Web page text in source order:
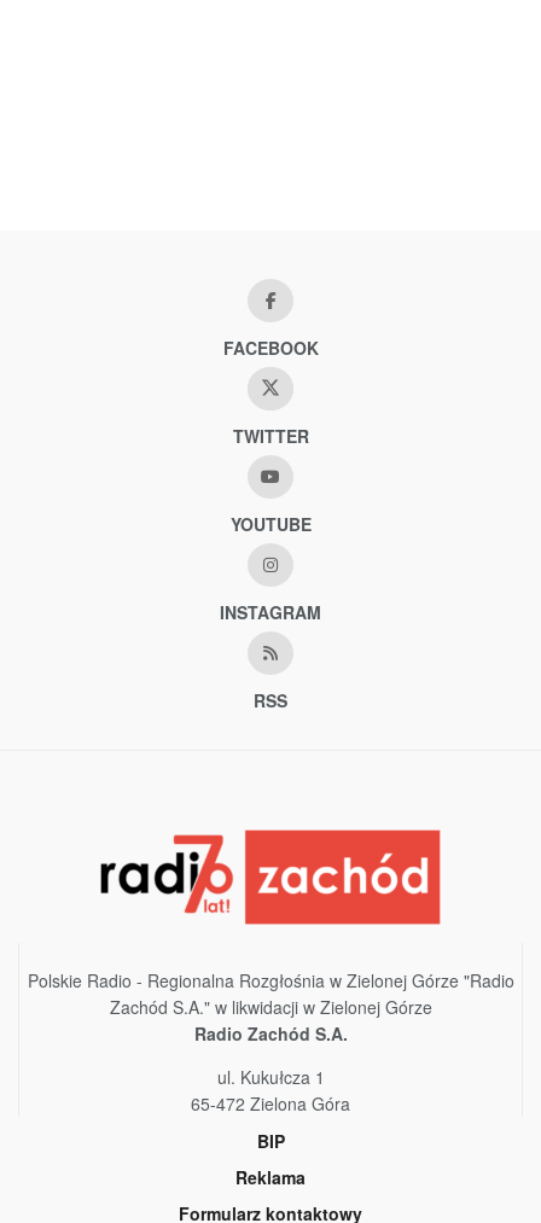
FACEBOOK
TWITTER
YOUTUBE
INSTAGRAM
RSS
Polskie Radio - Regionalna Rozgłośnia w Zielonej Górze "Radio
Zachód S.A." w likwidacji w Zielonej Górze
Radio Zachód S.A.
ul. Kukułcza 1
65-472 Zielona Góra
BIP
Reklama
Formularz kontaktowy